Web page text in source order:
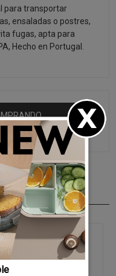
para transportar
ensaladas o postres,
fugas, apta para
Hecho en Portugal.